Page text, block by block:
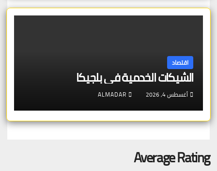
اقتصاد
الشيكات الخدمية في بلجيكا
أغسطس 4, 2026 ALMADAR
Average Rating